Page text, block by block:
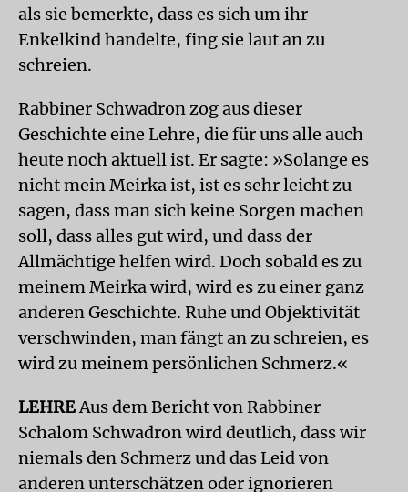
als sie bemerkte, dass es sich um ihr
Enkelkind handelte, fing sie laut an zu
schreien.
Rabbiner Schwadron zog aus dieser
Geschichte eine Lehre, die für uns alle auch
heute noch aktuell ist. Er sagte: »Solange es
nicht mein Meirka ist, ist es sehr leicht zu
sagen, dass man sich keine Sorgen machen
soll, dass alles gut wird, und dass der
Allmächtige helfen wird. Doch sobald es zu
meinem Meirka wird, wird es zu einer ganz
anderen Geschichte. Ruhe und Objektivität
verschwinden, man fängt an zu schreien, es
wird zu meinem persönlichen Schmerz.«
LEHREAus dem Bericht von Rabbiner
Schalom Schwadron wird deutlich, dass wir
niemals den Schmerz und das Leid von
anderen unterschätzen oder ignorieren